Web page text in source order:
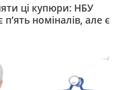
ці купюри: НБУ
номіналів, але є